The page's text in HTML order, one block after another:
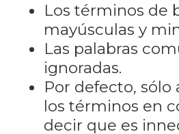
Los términos de
mayúsculas y
Las palabras
ignoradas.
Por defecto,
los términos en
decir que es